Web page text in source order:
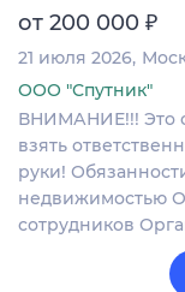
от 200 000 ₽
21 июля 2026
ООО "Спутник"
ВНИМАНИЕ!!! Это
взять
руки!
недвижимостью
сотрудников